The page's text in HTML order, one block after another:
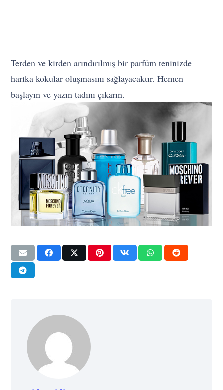
Terden ve kirden arındırılmış bir parfüm teninizde
harika kokular oluşmasını sağlayacaktır. Hemen
başlayın ve yazın tadını çıkarın.